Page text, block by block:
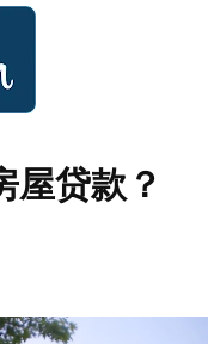
屋贷款？